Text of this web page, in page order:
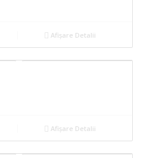
Afișare Detalii
Afișare Detalii